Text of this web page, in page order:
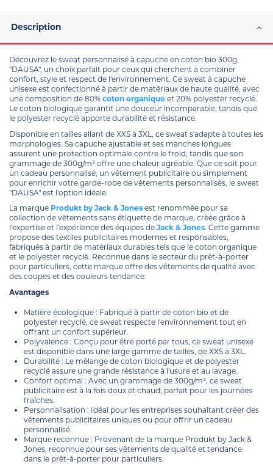
Description
Découvrez le sweat personnalisé à capuche en coton bio 300g
"DAUSA", un choix parfait pour ceux qui cherchent à combiner
confort, style et respect de l'environnement. Ce sweat à capuche
unisexe est confectionné à partir de matériaux de haute qualité, avec
une composition de 80% coton organique et 20% polyester recyclé.
Le coton biologique garantit une douceur incomparable, tandis que
le polyester recyclé apporte durabilité et résistance.
Disponible en tailles allant de XXS à 3XL, ce sweat s'adapte à toutes les
morphologies. Sa capuche ajustable et ses manches longues
assurent une protection optimale contre le froid, tandis que son
grammage de 300g/m² offre une chaleur agréable. Que ce soit pour
un cadeau personnalisé, un vêtement publicitaire ou simplement
pour enrichir votre garde-robe de vêtements personnalisés, le sweat
"DAUSA" est l'option idéale.
La marque Produkt by Jack & Jones est renommée pour sa
collection de vêtements sans étiquette de marque, créée grâce à
l'expertise et l'expérience des équipes de Jack & Jones. Cette gamme
propose des textiles publicitaires modernes et responsables,
fabriqués à partir de matériaux durables tels que le coton organique
et le polyester recyclé. Reconnue dans le secteur du prêt-à-porter
pour particuliers, cette marque offre des vêtements de qualité avec
des coupes et des couleurs tendance.
Avantages
Matière écologique : Fabriqué à partir de coton bio et de
polyester recyclé, ce sweat respecte l'environnement tout en
offrant un confort supérieur.
Polyvalence : Conçu pour être porté par tous, ce sweat unisexe
est disponible dans une large gamme de tailles, de XXS à 3XL.
Durabilité : Le mélange de coton biologique et de polyester
recyclé assure une grande résistance à l'usure et au lavage.
Confort optimal : Avec un grammage de 300g/m², ce sweat
publicitaire est à la fois doux et chaud, parfait pour les journées
fraîches.
Personnalisation : Idéal pour les entreprises souhaitant créer des
vêtements publicitaires uniques ou pour offrir un cadeau
personnalisé.
Marque reconnue : Provenant de la marque Produkt by Jack &
Jones, reconnue pour ses vêtements de qualité et tendance
dans le prêt-à-porter pour particuliers.